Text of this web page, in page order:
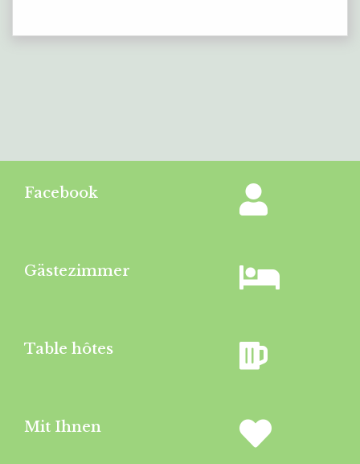
Facebook
Gästezimmer
Table hôtes
Mit Ihnen